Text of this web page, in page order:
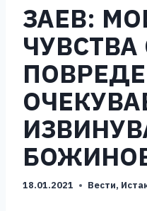
ЗАЕВ:
ЧУВСТВА
18.01.2021 Вести,